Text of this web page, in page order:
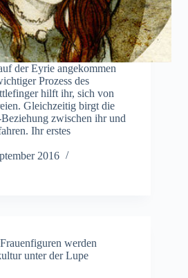
der Eyrie angekommen
Prozess des
hilft ihr, sich von
Gleichzeitig birgt die
zwischen ihr und
Ihr erstes
2016
werden
unter der Lupe